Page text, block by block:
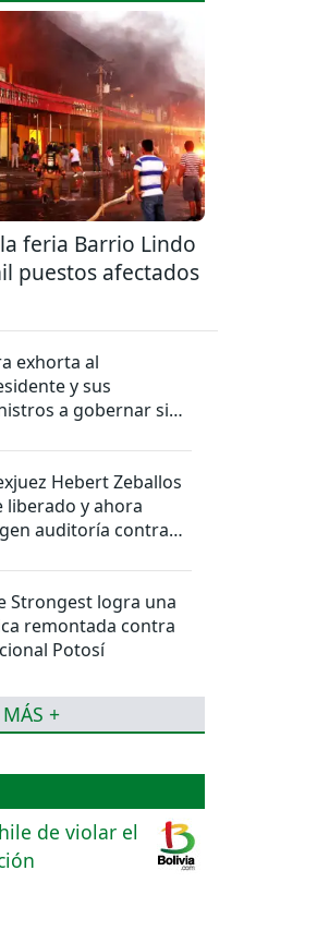
feria Barrio Lindo
puestos afectados
exhorta al
y sus
a gobernar sin
Hebert Zeballos
liberado y ahora
auditoría contra
Strongest logra una
remontada contra
Potosí
+